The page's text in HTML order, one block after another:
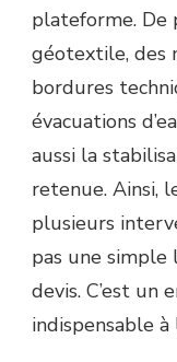
plateforme.
géotextile, des
bordures
évacuations
aussi la
retenue. Ainsi,
plusieurs
pas une
devis. C’est un
indispensable